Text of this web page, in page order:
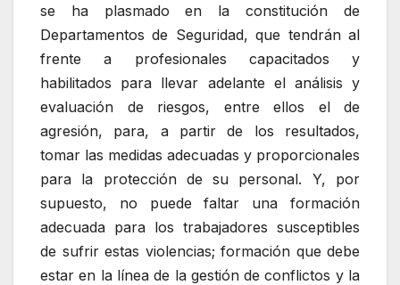
se ha plasmado en la constitución de
Departamentos de Seguridad, que tendrán al
frente a profesionales capacitados y
habilitados para llevar adelante el análisis y
evaluación de riesgos, entre ellos el de
agresión, para, a partir de los resultados,
tomar las medidas adecuadas y proporcionales
para la protección de su personal. Y, por
supuesto, no puede faltar una formación
adecuada para los trabajadores susceptibles
de sufrir estas violencias; formación que debe
estar en la línea de la gestión de conflictos y la